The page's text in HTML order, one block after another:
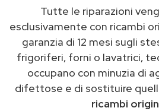
Tutte le riparazioni
esclusivamente con ricambi
garanzia di 12 mesi sugli
frigoriferi, forni o lavatrici,
occupano con minuzia di
difettose e di sostituire
ricambi